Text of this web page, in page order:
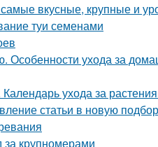
вкусные, крупные и
туи семенами
Особенности ухода за
ухода за
статьи в новую
крупномерами